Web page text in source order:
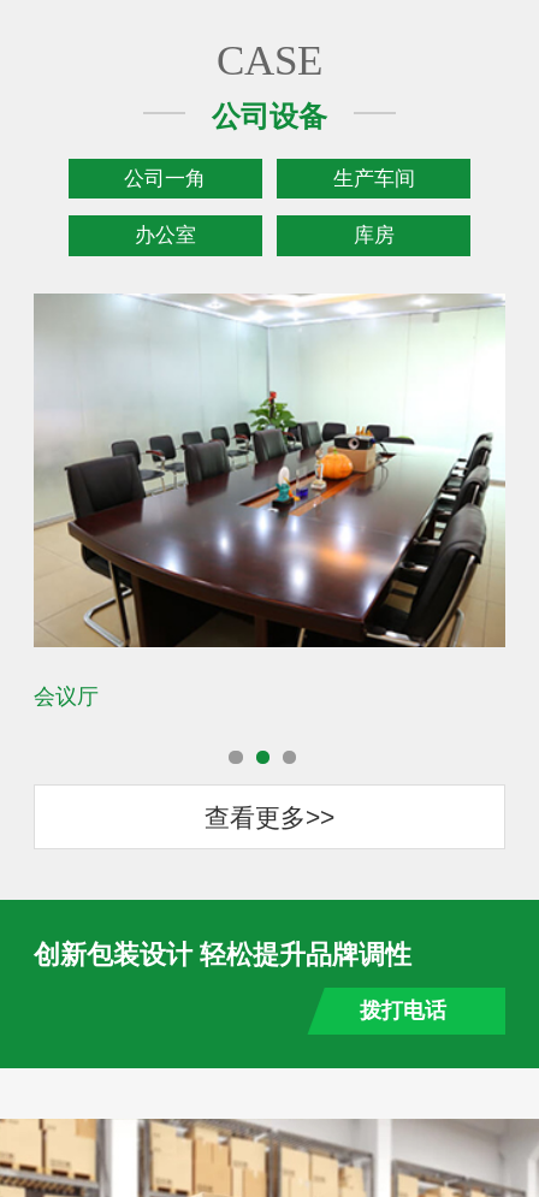
CASE
公司设备
公司一角 生产车间
办公室 库房
会议厅
查看更多>>
创新包装设计 轻松提升品牌调性
拨打电话